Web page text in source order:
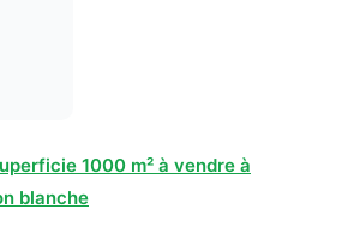
1000 m² à vendre à
blanche